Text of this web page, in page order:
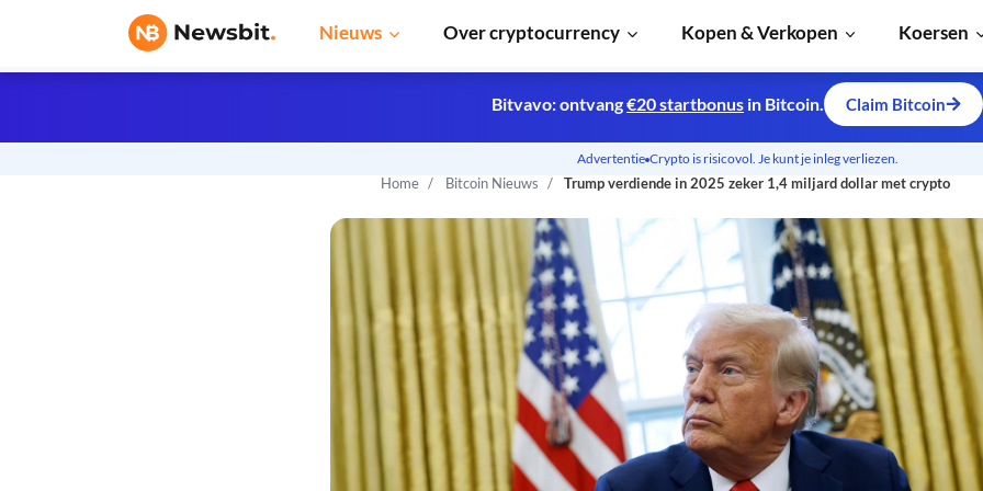
Nieuws Over cryptocurrency Kopen & Verkopen Koersen
Home Bitcoin Nieuws Trump verdiende in 2025 zeker 1,4 miljard dollar met crypto
Bitvavo: ontvang€20 startbonus in Bitcoin. Claim Bitcoin
Advertentie Crypto is risicovol. Je kunt je inleg verliezen.